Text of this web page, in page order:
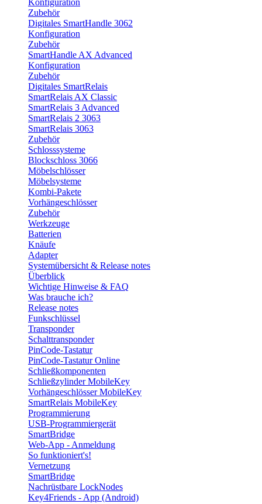
Zubehör
Digitales SmartHandle 3062
Konfiguration
Zubehör
SmartHandle AX Advanced
Konfiguration
Zubehör
Digitales SmartRelais
SmartRelais AX Classic
SmartRelais 3 Advanced
SmartRelais 2 3063
SmartRelais 3063
Zubehör
Schlosssysteme
Blockschloss 3066
Möbelschlösser
Möbelsysteme
Kombi-Pakete
Vorhängeschlösser
Zubehör
Werkzeuge
Batterien
Knäufe
Adapter
Systemübersicht & Release notes
Überblick
Wichtige Hinweise & FAQ
Was brauche ich?
Release notes
Funkschlüssel
Transponder
Schalttransponder
PinCode-Tastatur
PinCode-Tastatur Online
Schließkomponenten
Schließzylinder MobileKey
Vorhängeschlösser MobileKey
SmartRelais MobileKey
Programmierung
USB-Programmiergerät
SmartBridge
Web-App - Anmeldung
So funktioniert's!
Vernetzung
SmartBridge
Nachrüstbare LockNodes
Key4Friends - App (Android)